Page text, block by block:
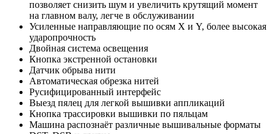
позволяет снизить шум и увеличить крутящий момент
на главном валу, легче в обслуживании
Усиленные направляющие по осям Х и Y, более высокая
ударопрочность
Двойная система освещения
Кнопка экстренной остановки
Датчик обрыва нити
Автоматическая обрезка нитей
Русифицированный интерфейс
Выезд пялец для легкой вышивки аппликаций
Кнопка трассировки вышивки по пяльцам
Машина распознаёт различные вышивальные форматы